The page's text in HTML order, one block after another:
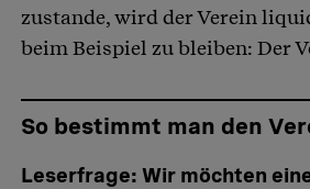
zustande, wird der Verein
beim Beispiel zu bleiben: Der
So bestimmt man den
Leserfrage: Wir möchten